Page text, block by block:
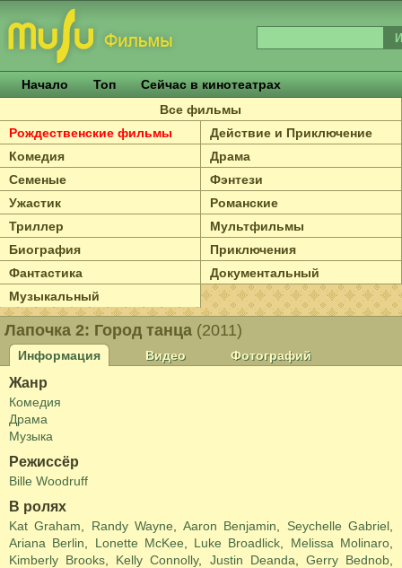
Начало Топ
Сейчас в кинотеатрах
Все фильмы
Рождественские фильмы
Действие и Приключение
Комедия
Драма
Семеные
Фэнтези
Ужастик
Романские
Триллер
Мультфильмы
Биография
Приключения
Фантастика
Документальный
Музыкальный
Лапочка 2: Город танца (2011)
Информация Видео Фотографий
Жанр
Комедия
Драма
Музыка
Режиссёр
Bille Woodruff
В ролях
Kat Graham Randy Wayne Aaron Benjamin Seychelle Gabriel
Ariana Berlin
Lonette McKee Luke Broadlick Melissa Molinaro
Kimberly Brooks
Kelly Connolly, Justin Deanda Gerry Bednob